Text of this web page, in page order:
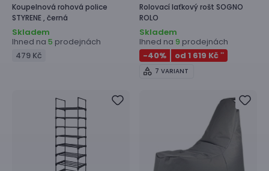
Koupelnová rohová police
STYRENE , černá
Skladem
Ihned na 5 prodejnách
479 Kč
Rolovací laťkový rošt SOGNO
ROLO
Skladem
Ihned na 9 prodejnách
-40% od 1 619 Kč **
7 VARIANT